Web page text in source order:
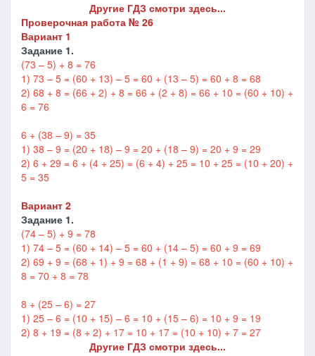
Другие ГДЗ смотри здесь...
Проверочная работа № 26
Вариант 1
Задание 1.
(73 – 5) + 8 = 76
1) 73 – 5 = (60 + 13) – 5 = 60 + (13 – 5) = 60 + 8 = 68
2) 68 + 8 = (66 + 2) + 8 = 66 + (2 + 8) = 66 + 10 = (60 + 10) +
6 = 76
6 + (38 – 9) = 35
1) 38 – 9 = (20 + 18) – 9 = 20 + (18 – 9) = 20 + 9 = 29
2) 6 + 29 = 6 + (4 + 25) = (6 + 4) + 25 = 10 + 25 = (10 + 20) +
5 = 35
Вариант 2
Задание 1.
(74 – 5) + 9 = 78
1) 74 – 5 = (60 + 14) – 5 = 60 + (14 – 5) = 60 + 9 = 69
2) 69 + 9 = (68 + 1) + 9 = 68 + (1 + 9) = 68 + 10 = (60 + 10) +
8 = 70 + 8 = 78
8 + (25 – 6) = 27
1) 25 – 6 = (10 + 15) – 6 = 10 + (15 – 6) = 10 + 9 = 19
2) 8 + 19 = (8 + 2) + 17 = 10 + 17 = (10 + 10) + 7 = 27
Другие ГДЗ смотри здесь...